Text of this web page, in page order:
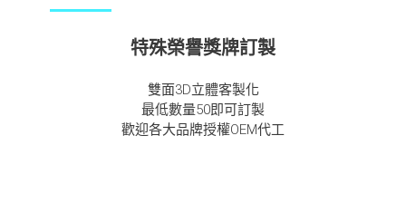
特殊榮譽獎牌訂製
雙面3D立體客製化
最低數量50即可訂製
歡迎各大品牌授權OEM代工